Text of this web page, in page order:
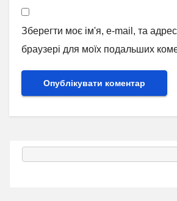
Зберегти моє ім'я, e-mail, та
браузері для моїх подальших